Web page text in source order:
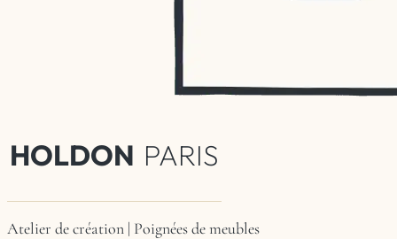
HOLDON PARIS
Atelier de création | Poignées de meubles